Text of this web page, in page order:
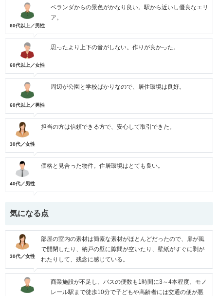
60代以上／男性
ベランダからの景色がかなり良い。駅から近いし優良なエリ
ア。
60代以上／女性
思ったより上下の音がしない。作りが良かった。
60代以上／男性
周辺が公園と学校ばかりなので、居住環境は良好。
30代／女性
担当の方は信頼できる方で、安心して取引できた。
40代／男性
価格と見合った物件。住居環境はとても良い。
気になる点
30代／女性
部屋の室内の素材は簡素な素材がほとんどだったので、扉が風
で開閉したり、納戸の壁に隙間が空いたり、壁紙がすぐに剥が
れたりして、残念に感じている。
商業施設が不足し、バスの便数も1時間に3～4本程度、モノ
レール駅まで徒歩10分で子どもや高齢者には交通の便が悪